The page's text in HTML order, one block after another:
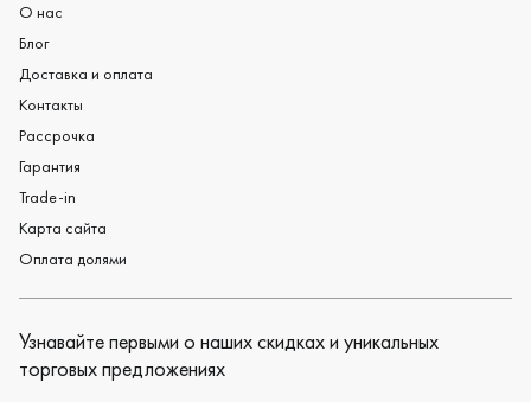
О нас
Блог
Доставка и оплата
Контакты
Рассрочка
Гарантия
Trade-in
Карта сайта
Оплата долями
Узнавайте первыми о наших скидках и уникальных
торговых предложениях